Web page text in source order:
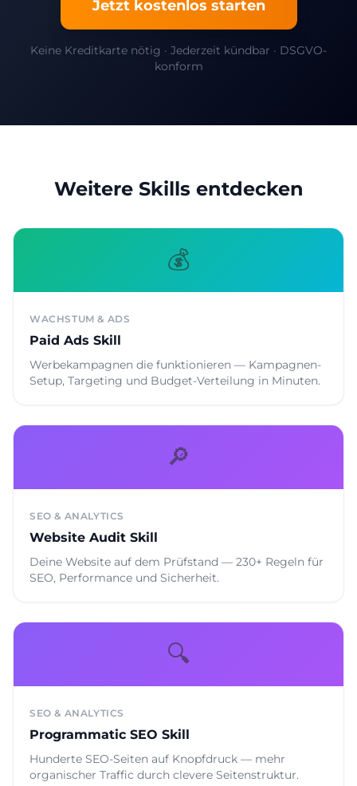
Jetzt kostenlos starten
Keine Kreditkarte nötig · Jederzeit kündbar · DSGVO-
konform
Weitere Skills entdecken
💰
WACHSTUM & ADS
Paid Ads Skill
Werbekampagnen die funktionieren — Kampagnen-
Setup, Targeting und Budget-Verteilung in Minuten.
🔎
SEO & ANALYTICS
Website Audit Skill
Deine Website auf dem Prüfstand — 230+ Regeln für
SEO, Performance und Sicherheit.
🔍
SEO & ANALYTICS
Programmatic SEO Skill
Hunderte SEO-Seiten auf Knopfdruck — mehr
organischer Traffic durch clevere Seitenstruktur.